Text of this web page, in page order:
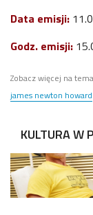
Data emisji: 11
Godz. emisji:
Zobacz więcej na
james newton howard
KULTURA W